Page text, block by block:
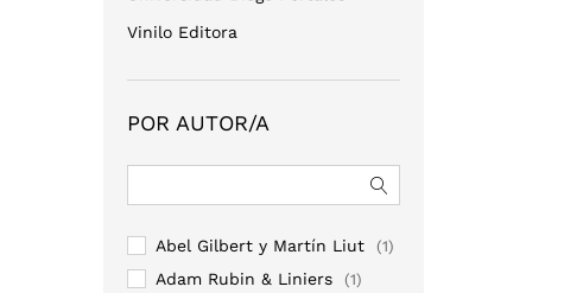
Vinilo Editora
POR AUTOR/A
Abel Gilbert y Martín Liut (1)
Adam Rubin & Liniers (1)